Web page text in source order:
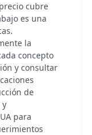
cubre
es una
la
concepto
y consultar
de
y
para